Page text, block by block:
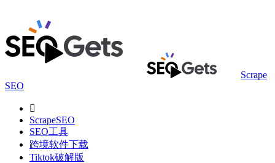
Scrape
SEO

ScrapeSEO
SEO工具
跨境软件下载
Tiktok破解版